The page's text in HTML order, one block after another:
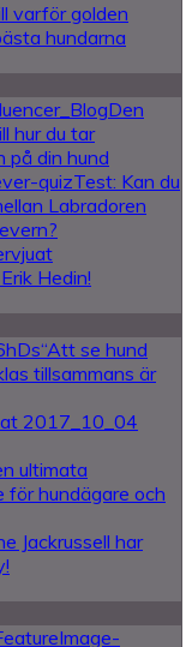
varför golden
hundarna
Den
hur du tar
din hund
Test: Kan du
Labradoren
Hedin!
“Att se hund
tillsammans är
ultimata
för hundägare och
Jackrussell har